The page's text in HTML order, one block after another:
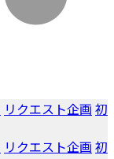
リクエスト企画 初
リクエスト企画 初